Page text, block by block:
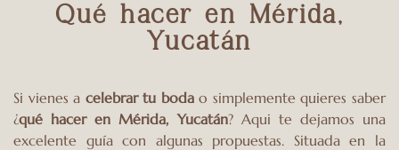
Qué hacer en Mérida,
Yucatán
Si vienes a celebrar tu bodao simplemente quieres saber
¿qué hacer en Mérida, Yucatán? Aqui te dejamos una
excelente guía con algunas propuestas. Situada en la